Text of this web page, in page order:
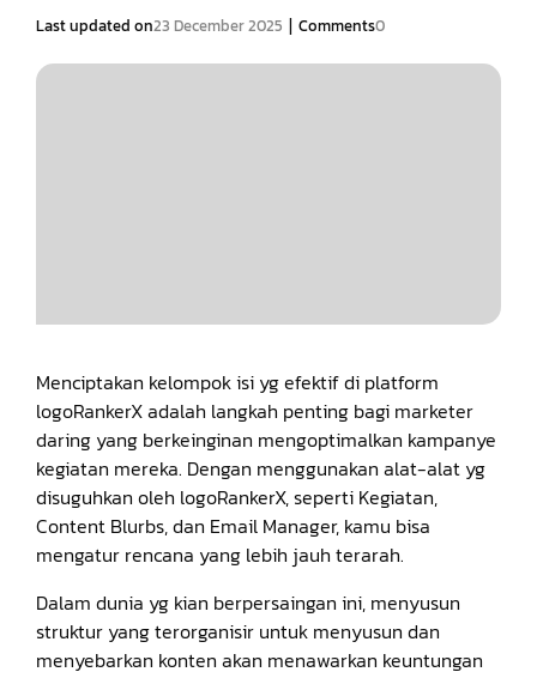
Last updated on23 December 2025 | Comments0
Menciptakan kelompok isi yg efektif di platform
logoRankerX adalah langkah penting bagi marketer
daring yang berkeinginan mengoptimalkan kampanye
kegiatan mereka. Dengan menggunakan alat-alat yg
disuguhkan oleh logoRankerX, seperti Kegiatan,
Content Blurbs, dan Email Manager, kamu bisa
mengatur rencana yang lebih jauh terarah.
Dalam dunia yg kian berpersaingan ini, menyusun
struktur yang terorganisir untuk menyusun dan
menyebarkan konten akan menawarkan keuntungan